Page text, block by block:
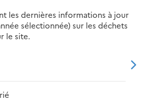
les dernières informations à jour
sélectionnée) sur les déchets
le site.